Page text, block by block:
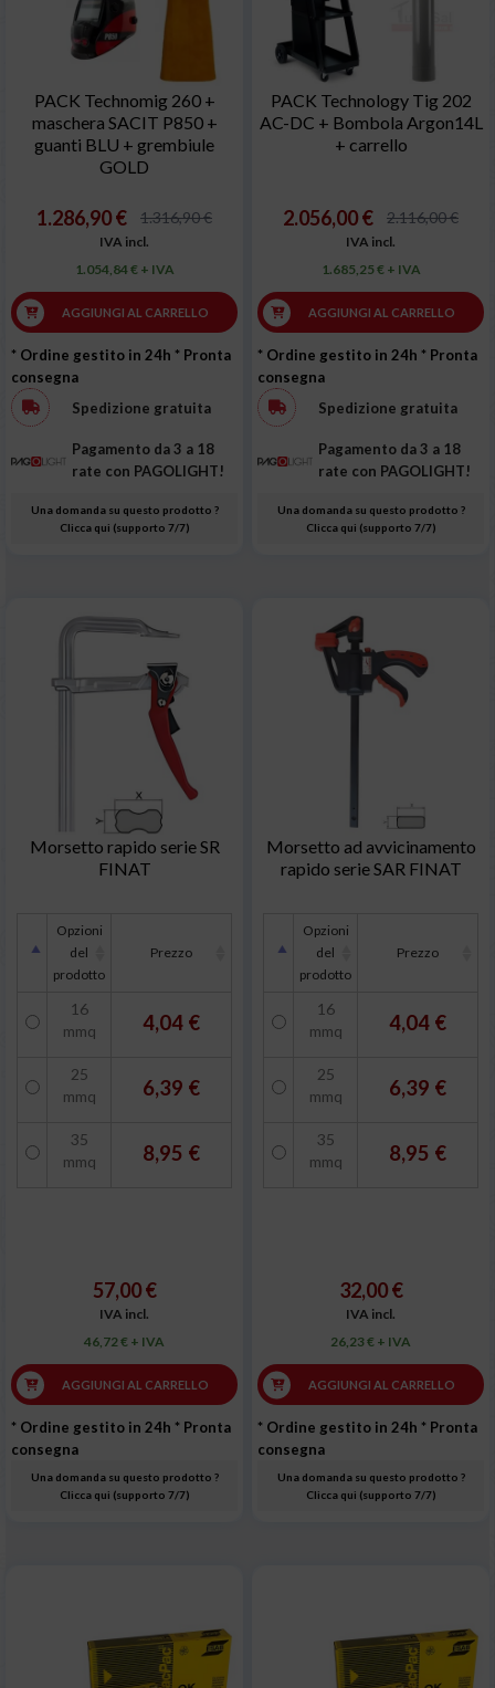
PACK Technomig 260 +
maschera SACIT P850 +
guanti BLU + grembiule
GOLD
1.286,90 € 1.316,90 €
IVA incl.
1.054,84 € + IVA
AGGIUNGI AL CARRELLO
* Ordine gestito in 24h * Pronta
consegna
Spedizione gratuita
Pagamento da 3 a 18
rate con PAGOLIGHT!
Una domanda su questo prodotto ?
Clicca qui (supporto 7/7)
PACK Technology Tig 202
AC-DC + Bombola Argon14L
+ carrello
2.056,00 € 2.116,00 €
IVA incl.
1.685,25 € + IVA
AGGIUNGI AL CARRELLO
* Ordine gestito in 24h * Pronta
consegna
Spedizione gratuita
Pagamento da 3 a 18
rate con PAGOLIGHT!
Una domanda su questo prodotto ?
Clicca qui (supporto 7/7)
Morsetto rapido serie SR
FINAT
Opzioni
del
prodotto
Prezzo
16
mmq
4,04 €
25
mmq
6,39 €
35
mmq
8,95 €
57,00 €
IVA incl.
46,72 € + IVA
AGGIUNGI AL CARRELLO
* Ordine gestito in 24h * Pronta
consegna
Una domanda su questo prodotto ?
Clicca qui (supporto 7/7)
Morsetto ad avvicinamento
rapido serie SAR FINAT
Opzioni
del
prodotto
Prezzo
16
mmq
4,04 €
25
mmq
6,39 €
35
mmq
8,95 €
32,00 €
IVA incl.
26,23 € + IVA
AGGIUNGI AL CARRELLO
* Ordine gestito in 24h * Pronta
consegna
Una domanda su questo prodotto ?
Clicca qui (supporto 7/7)